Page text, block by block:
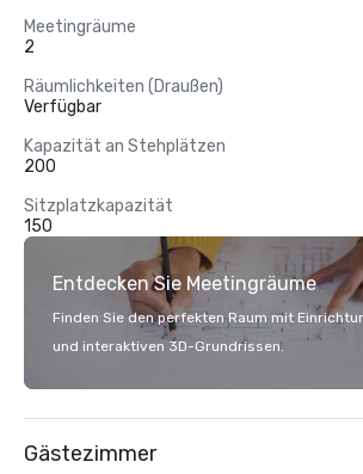
Meetingräume
2
Räumlichkeiten (Draußen)
Verfügbar
Kapazität an Stehplätzen
200
Sitzplatzkapazität
150
Entdecken Sie Meetingräume
Finden Sie den perfekten Raum mit
und interaktiven 3D-Grundrissen.
Gästezimmer